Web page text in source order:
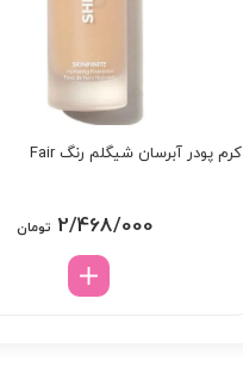
کرم پودر آبرسان شیگلم رنگ Fair
2/468/000 تومان